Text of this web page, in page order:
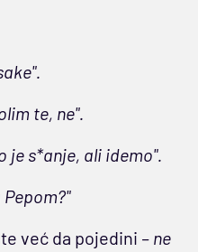
te, ne".
je s*anje, ali idemo".
već da pojedini – ne